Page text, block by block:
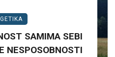
SAMIMA SEBI
NESPOSOBNOSTI